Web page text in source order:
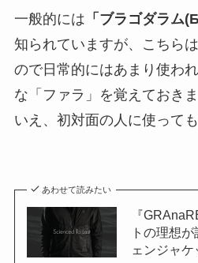
一般的には 「ブラゴダラム
知られていますが、こちら
ので日常的にはあまり使わ
な「ファラ」を覚えておき
いえ、初対面の人に使って
あわせて読みたい
『
トの理想
ェンジャケ